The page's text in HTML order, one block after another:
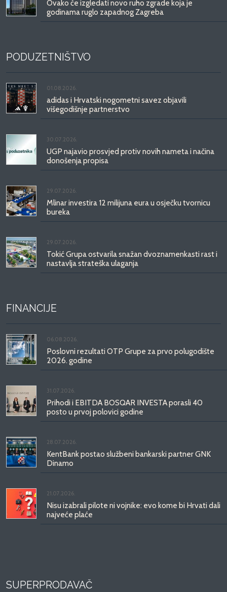
Ovako će izgledati novo ruho zgrade koja je
godinama ruglo zapadnog Zagreba
PODUZETNIŠTVO
01.08.2026.
adidas i Hrvatski nogometni savez objavili
višegodišnje partnerstvo
30.07.2026.
UGP najavio prosvjed protiv novih nameta i načina
donošenja propisa
29.07.2026.
Mlinar investira 12 milijuna eura u osječku tvornicu
bureka
29.07.2026.
Tokić Grupa ostvarila snažan dvoznamenkasti rast i
nastavlja strateška ulaganja
FINANCIJE
06.08.2026.
Poslovni rezultati OTP Grupe za prvo polugodište
2026. godine
31.07.2026.
Prihodi i EBITDA BOSQAR INVESTA porasli 40
posto u prvoj polovici godine
28.07.2026.
KentBank postao službeni bankarski partner GNK
Dinamo
21.07.2026.
Nisu izabrali pilote ni vojnike: evo kome bi Hrvati dali
najveće plaće
SUPERPRODAVAČ